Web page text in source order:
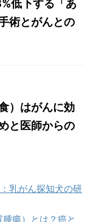
低下する「あ
術とがんとの
）はがんに効
と医師からの
乳がん探知犬の研
瘍）とは？癌と